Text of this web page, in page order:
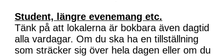
Student, längre evenemang etc.
Tänk på att lokalerna är bokbara även dagtid
alla vardagar. Om du ska ha en tillställning
som sträcker sig över hela dagen eller om du